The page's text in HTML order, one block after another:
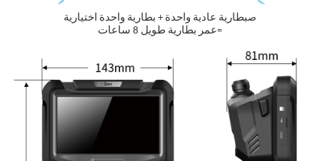
صبطارية عادية واحدة + بطارية واحدة اختيارية
=عمر بطارية طويل 8 ساعات